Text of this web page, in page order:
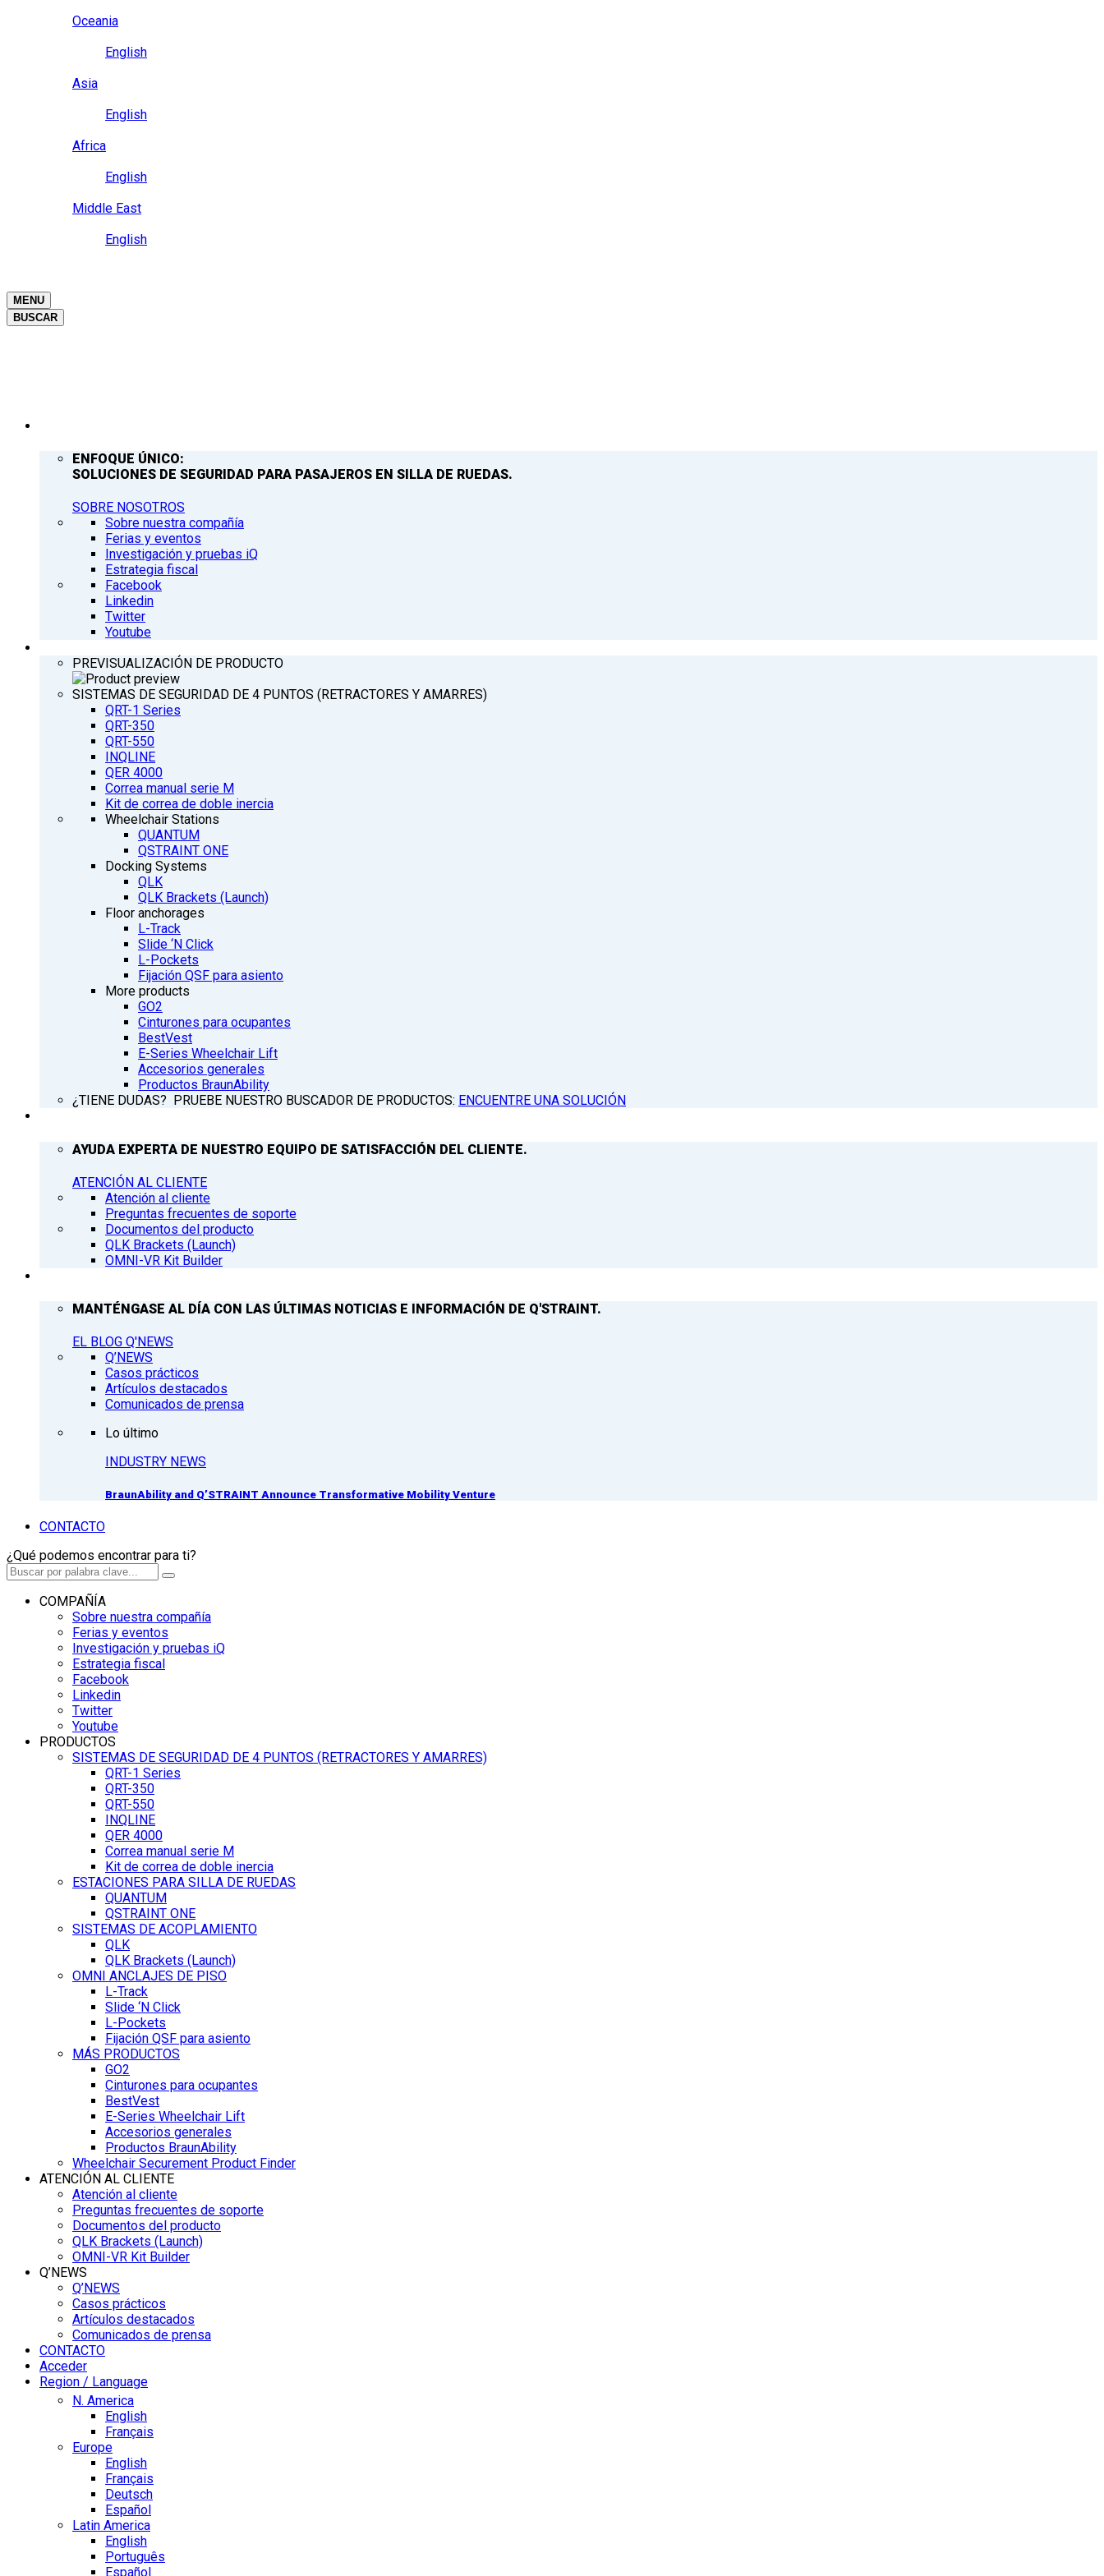
Oceania
English
Asia
English
Africa
English
Middle East
English
MENU
BUSCAR
ENFOQUE ÚNICO:
SOLUCIONES DE SEGURIDAD PARA PASAJEROS EN SILLA DE RUEDAS.
SOBRE NOSOTROS
Sobre nuestra compañía
Ferias y eventos
Investigación y pruebas iQ
Estrategia fiscal
Facebook
Linkedin
Twitter
Youtube
PREVISUALIZACIÓN DE PRODUCTO
SISTEMAS DE SEGURIDAD DE 4 PUNTOS (RETRACTORES Y AMARRES)
QRT-1 Series
QRT-350
QRT-550
INQLINE
QER 4000
Correa manual serie M
Kit de correa de doble inercia
Wheelchair Stations
QUANTUM
QSTRAINT ONE
Docking Systems
QLK
QLK Brackets (Launch)
Floor anchorages
L-Track
Slide ‘N Click
L-Pockets
Fijación QSF para asiento
More products
GO2
Cinturones para ocupantes
BestVest
E-Series Wheelchair Lift
Accesorios generales
Productos BraunAbility
¿TIENE DUDAS? PRUEBE NUESTRO BUSCADOR DE PRODUCTOS: ENCUENTRE UNA SOLUCIÓN
AYUDA EXPERTA DE NUESTRO EQUIPO DE SATISFACCIÓN DEL CLIENTE.
ATENCIÓN AL CLIENTE
Atención al cliente
Preguntas frecuentes de soporte
Documentos del producto
QLK Brackets (Launch)
OMNI-VR Kit Builder
MANTÉNGASE AL DÍA CON LAS ÚLTIMAS NOTICIAS E INFORMACIÓN DE Q'STRAINT.
EL BLOG Q'NEWS
Q’NEWS
Casos prácticos
Artículos destacados
Comunicados de prensa
Lo último
INDUSTRY NEWS
BraunAbility and Q’STRAINT Announce Transformative Mobility Venture
CONTACTO
¿Qué podemos encontrar para ti?
COMPAÑÍA
Sobre nuestra compañía
Ferias y eventos
Investigación y pruebas iQ
Estrategia fiscal
Facebook
Linkedin
Twitter
Youtube
PRODUCTOS
SISTEMAS DE SEGURIDAD DE 4 PUNTOS (RETRACTORES Y AMARRES)
QRT-1 Series
QRT-350
QRT-550
INQLINE
QER 4000
Correa manual serie M
Kit de correa de doble inercia
ESTACIONES PARA SILLA DE RUEDAS
QUANTUM
QSTRAINT ONE
SISTEMAS DE ACOPLAMIENTO
QLK
QLK Brackets (Launch)
OMNI ANCLAJES DE PISO
L-Track
Slide ‘N Click
L-Pockets
Fijación QSF para asiento
MÁS PRODUCTOS
GO2
Cinturones para ocupantes
BestVest
E-Series Wheelchair Lift
Accesorios generales
Productos BraunAbility
Wheelchair Securement Product Finder
ATENCIÓN AL CLIENTE
Atención al cliente
Preguntas frecuentes de soporte
Documentos del producto
QLK Brackets (Launch)
OMNI-VR Kit Builder
Q’NEWS
Q’NEWS
Casos prácticos
Artículos destacados
Comunicados de prensa
CONTACTO
Acceder
Region / Language
N. America
English
Français
Europe
English
Français
Deutsch
Español
Latin America
English
Português
Español